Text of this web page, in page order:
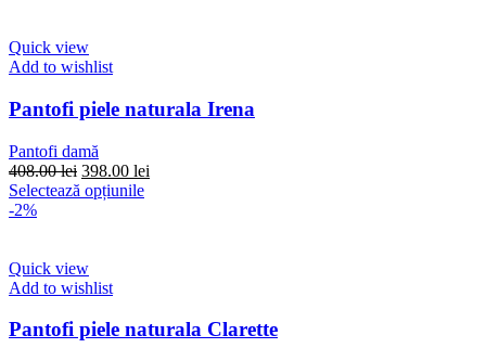
Quick view
Add to wishlist
Pantofi piele naturala Irena
Pantofi damă
408.00lei Prețul
inițial
398.00 lei
Selectează opțiunileAcest
pot
-2%
Quick view
Add to wishlist
Pantofi piele naturala Clarette